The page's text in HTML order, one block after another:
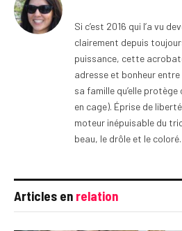
Si c’est 2016 qui l’a vu
clairement depuis
puissance, cette
adresse et bonheur
sa famille qu’elle
en cage). Éprise de
moteur inépuisable du
beau, le drôle et le coloré.
Articles en relation